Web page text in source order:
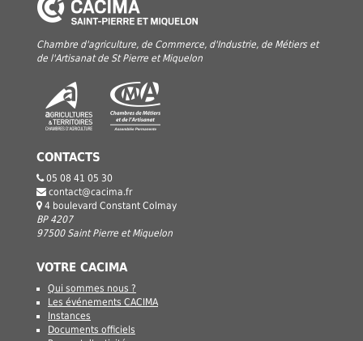
Chambre d'agriculture, de Commerce, d'Industrie, de Métiers et
de l'Artisanat de St Pierre et Miquelon
CONTACTS
05 08 41 05 30
contact@cacima.fr
4 boulevard Constant Colmay
BP 4207
97500 Saint Pierre et Miquelon
VOTRE CACIMA
Qui sommes nous ?
Les événements CACIMA
Instances
Documents officiels